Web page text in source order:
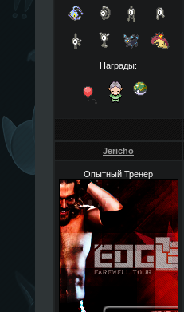
Награды:
Jericho
Опытный Тренер